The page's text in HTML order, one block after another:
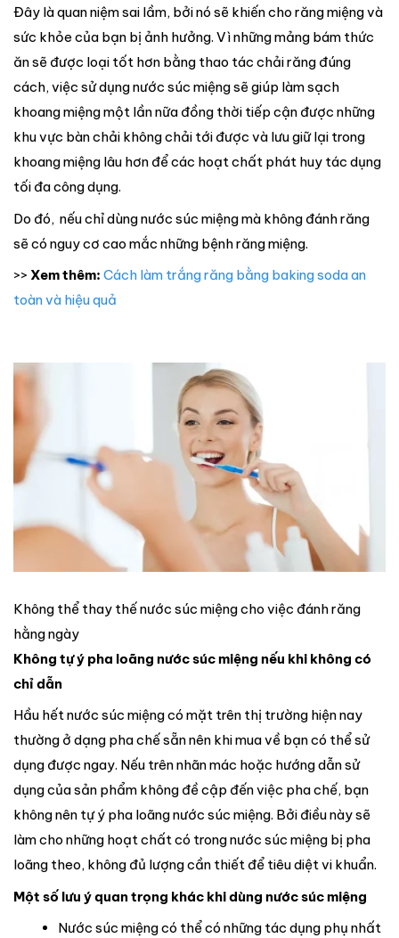
Đây là quan niệm sai lầm, bởi nó sẽ khiến cho răng miệng và
sức khỏe của bạn bị ảnh hưởng. Vì những mảng bám thức
ăn sẽ được loại tốt hơn bằng thao tác chải răng đúng
cách, việc sử dụng nước súc miệng sẽ giúp làm sạch
khoang miệng một lần nữa đồng thời tiếp cận được những
khu vực bàn chải không chải tới được và lưu giữ lại trong
khoang miệng lâu hơn để các hoạt chất phát huy tác dụng
tối đa công dụng.
Do đó, nếu chỉ dùng nước súc miệng mà không đánh răng
sẽ có nguy cơ cao mắc những bệnh răng miệng.
>> Xem thêm: Cách làm trắng răng bằng baking soda an
toàn và hiệu quả
Không thể thay thế nước súc miệng cho việc đánh răng
hằng ngày
Không tự ý pha loãng nước súc miệng nếu khi không có
chỉ dẫn
Hầu hết nước súc miệng có mặt trên thị trường hiện nay
thường ở dạng pha chế sẵn nên khi mua về bạn có thể sử
dụng được ngay. Nếu trên nhãn mác hoặc hướng dẫn sử
dụng của sản phẩm không đề cập đến việc pha chế, bạn
không nên tự ý pha loãng nước súc miệng. Bởi điều này sẽ
làm cho những hoạt chất có trong nước súc miệng bị pha
loãng theo, không đủ lượng cần thiết để tiêu diệt vi khuẩn.
Một số lưu ý quan trọng khác khi dùng nước súc miệng
Nước súc miệng có thể có những tác dụng phụ nhất